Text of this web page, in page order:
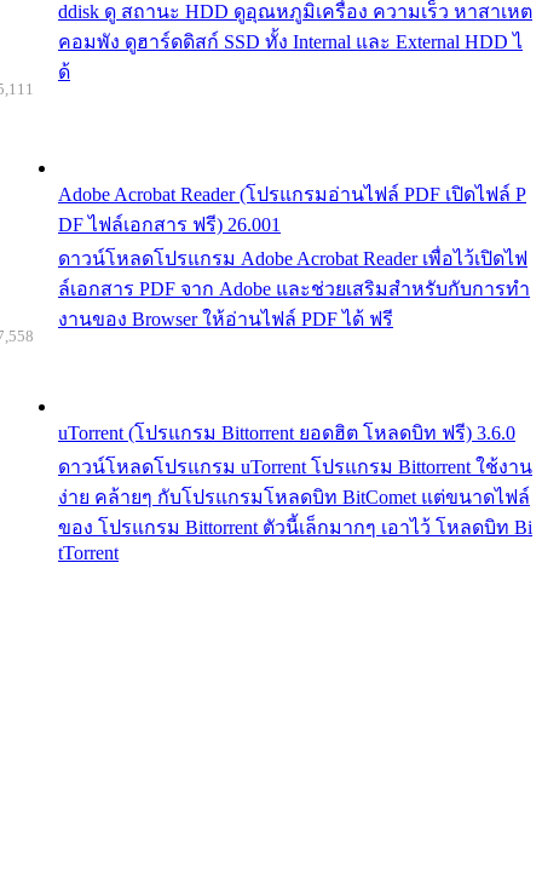
ddisk ดู สถานะ HDD ดูอุณหภูมิเครื่อง ความเร็ว หาสาเหต
คอมพัง ดูฮาร์ดดิสก์ SSD ทั้ง Internal และ External HDD ไ
ด้
Adobe Acrobat Reader (โปรแกรมอ่านไฟล์ PDF เปิดไฟล์ P
DF ไฟล์เอกสาร ฟรี) 26.001
ดาวน์โหลดโปรแกรม Adobe Acrobat Reader เพื่อไว้เปิดไฟ
ล์เอกสาร PDF จาก Adobe และช่วยเสริมสำหรับกับการทำ
งานของ Browser ให้อ่านไฟล์ PDF ได้ ฟรี
uTorrent (โปรแกรม Bittorrent ยอดฮิต โหลดบิท ฟรี) 3.6.0
ดาวน์โหลดโปรแกรม uTorrent โปรแกรม Bittorrent ใช้งาน
ง่าย คล้ายๆ กับโปรแกรมโหลดบิท BitComet แต่ขนาดไฟล์
ของ โปรแกรม Bittorrent ตัวนี้เล็กมากๆ เอาไว้ โหลดบิท Bi
tTorrent